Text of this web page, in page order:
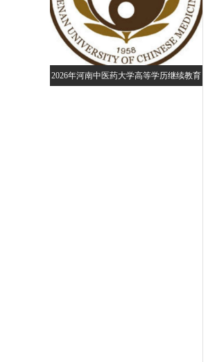
2026年河南中医药大学高等学历继续教育